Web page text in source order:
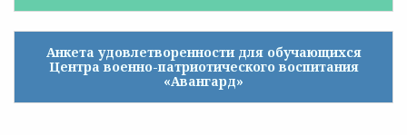
Анкета удовлетворенности для обучающихся
Центра военно-патриотического воспитания
«Авангард»